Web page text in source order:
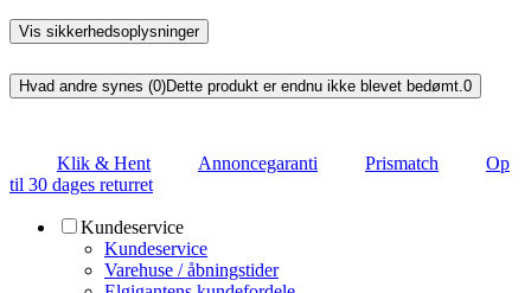
Vis sikkerhedsoplysninger
Hvad andre synes (0)Dette produkt er endnu ikke blevet bedømt.0
Klik & Hent Annoncegaranti Prismatch
Op
til 30 dages returret
Kundeservice
Kundeservice
Varehuse / åbningstider